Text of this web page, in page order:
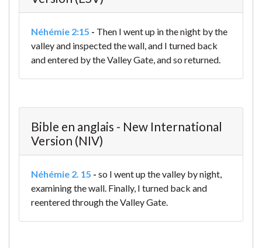
Néhémie 2:15 - Then I went up in the night by the
valley and inspected the wall, and I turned back
and entered by the Valley Gate, and so returned.
Bible en anglais - New International
Version (NIV)
Néhémie 2. 15 - so I went up the valley by night,
examining the wall. Finally, I turned back and
reentered through the Valley Gate.